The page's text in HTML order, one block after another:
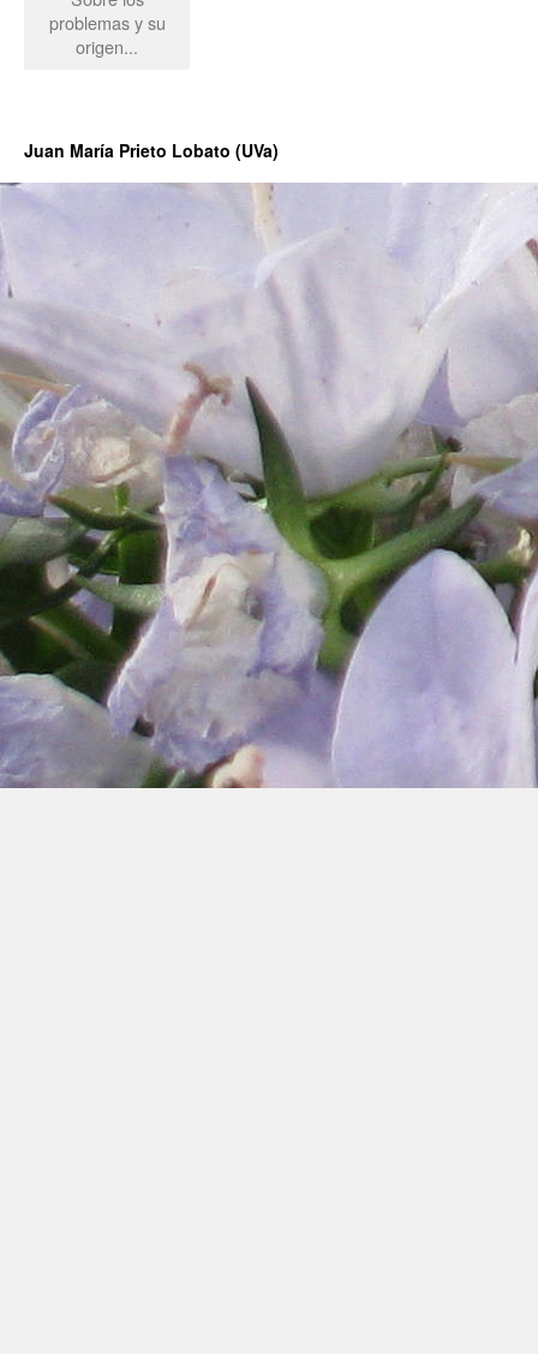
problemas y su
origen...
Juan María Prieto Lobato (UVa)